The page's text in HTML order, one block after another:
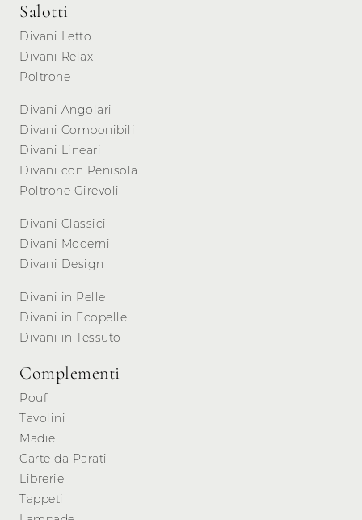
Salotti
Divani Letto
Divani Relax
Poltrone
Divani Angolari
Divani Componibili
Divani Lineari
Divani con Penisola
Poltrone Girevoli
Divani Classici
Divani Moderni
Divani Design
Divani in Pelle
Divani in Ecopelle
Divani in Tessuto
Complementi
Pouf
Tavolini
Madie
Carte da Parati
Librerie
Tappeti